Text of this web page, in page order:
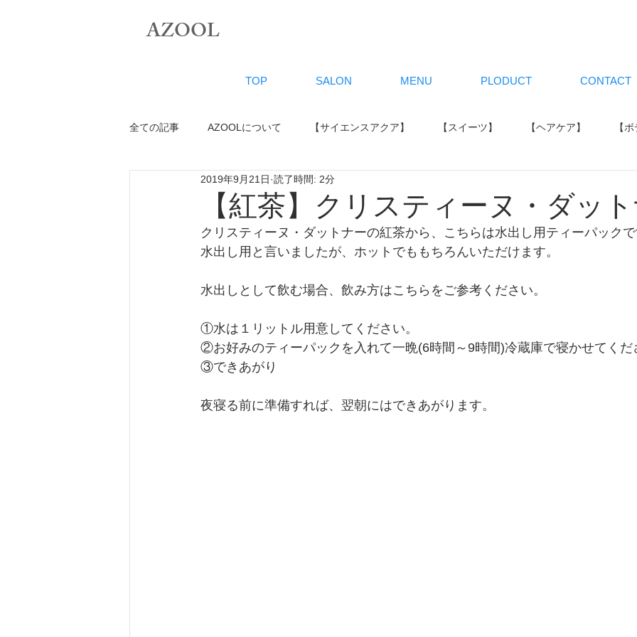
AZOOL
TOP SALON MENU PLODUCT CONTACT
全ての記事 AZOOLについて 【サイエンスアクア】 【スイーツ】 【ヘアケア】 【
【お知らせ】 【その他】 【イベント】
【紅茶】クリスティーヌ・ダッ
2019年9月21日 読了時間: 2分
クリスティーヌ・ダットナーの紅茶から、こちらは水出し用ティーパック
水出し用と言いましたが、ホットでももちろんいただけます。
水出しとして飲む場合、飲み方はこちらをご参考ください。
①水は１リットル用意してください。
②お好みのティーパックを入れて一晩(6時間～9時間)冷蔵庫で寝かせてくだ
③できあがり
夜寝る前に準備すれば、翌朝にはできあがります。